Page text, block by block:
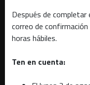
Después de
correo de
horas hábiles.
Ten en cuenta: